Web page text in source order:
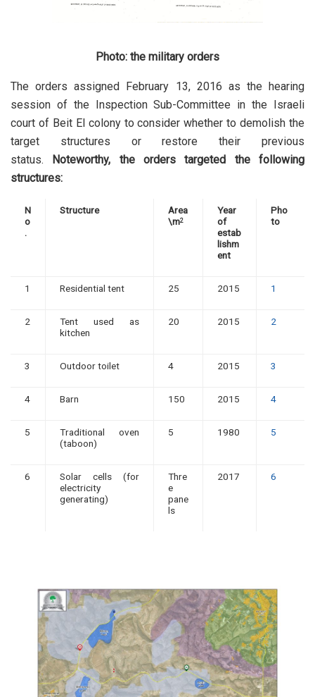
Photo: the military orders
The orders assigned February 13, 2016 as the hearing
session of the Inspection Sub-Committee in the Israeli
court of Beit El colony to consider whether to demolish the
target structures or restore their previous
status.
Noteworthy, the orders targeted the following
structures:
N
o
.
Structure
Area
\m2
Year
of
estab
lishm
ent
Pho
to
1 Residential tent 25 2015 1
2
Tent used as
kitchen
20 2015 2
3 Outdoor toilet 4 2015 3
4 Barn 150 2015 4
5
Traditional oven
(taboon)
5 1980 5
6
Solar cells (for
electricity
generating)
Thre
e
pane
ls
2017 6